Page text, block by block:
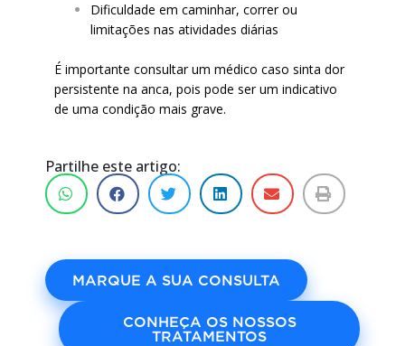
Dificuldade em caminhar, correr ou
limitações nas atividades diárias
É importante consultar um médico caso sinta dor
persistente na anca, pois pode ser um indicativo
de uma condição mais grave.
Partilhe este artigo:
MARQUE A SUA CONSULTA
CONHEÇA OS NOSSOS
TRATAMENTOS